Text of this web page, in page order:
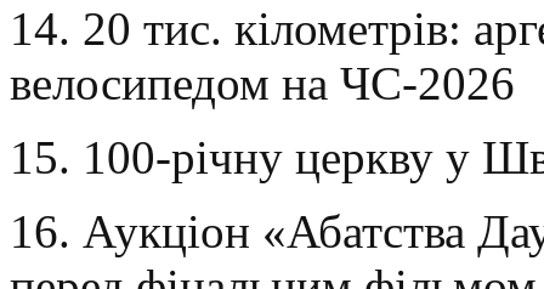
14. 20 тис. кілометрів:
велосипедом на ЧС-2026
15. 100-річну церкву у
16. Аукціон «Абатства